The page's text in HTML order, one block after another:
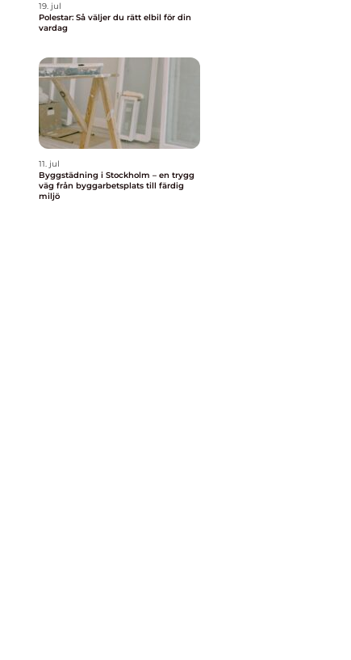
19. jul
Polestar: Så väljer du rätt elbil för din
vardag
11. jul
Byggstädning i Stockholm – en trygg
väg från byggarbetsplats till färdig
miljö